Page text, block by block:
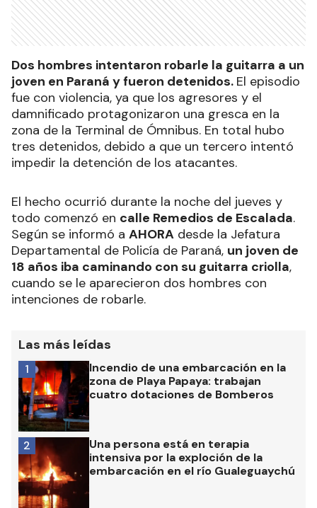
Dos hombres intentaron robarle la guitarra a un
joven en Paraná y fueron detenidos. El episodio
fue con violencia, ya que los agresores y el
damnificado protagonizaron una gresca en la
zona de la Terminal de Ómnibus. En total hubo
tres detenidos, debido a que un tercero intentó
impedir la detención de los atacantes.
El hecho ocurrió durante la noche del jueves y
todo comenzó en calle Remedios de Escalada.
Según se informó a AHORA desde la Jefatura
Departamental de Policía de Paraná, un joven de
18 años iba caminando con su guitarra criolla,
cuando se le aparecieron dos hombres con
intenciones de robarle.
Las más leídas
Incendio de una embarcación en la
zona de Playa Papaya: trabajan
cuatro dotaciones de Bomberos
1
Una persona está en terapia
intensiva por la exploción de la
embarcación en el río Gualeguaychú
2